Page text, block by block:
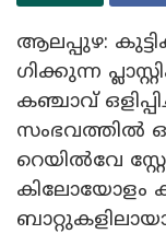
ആലപ്പുഴ:
ഗിക്കുന്ന
കഞ്ചാവ്
സംഭവത്തിൽ
റെയിൽവേ
കിലോയോളം